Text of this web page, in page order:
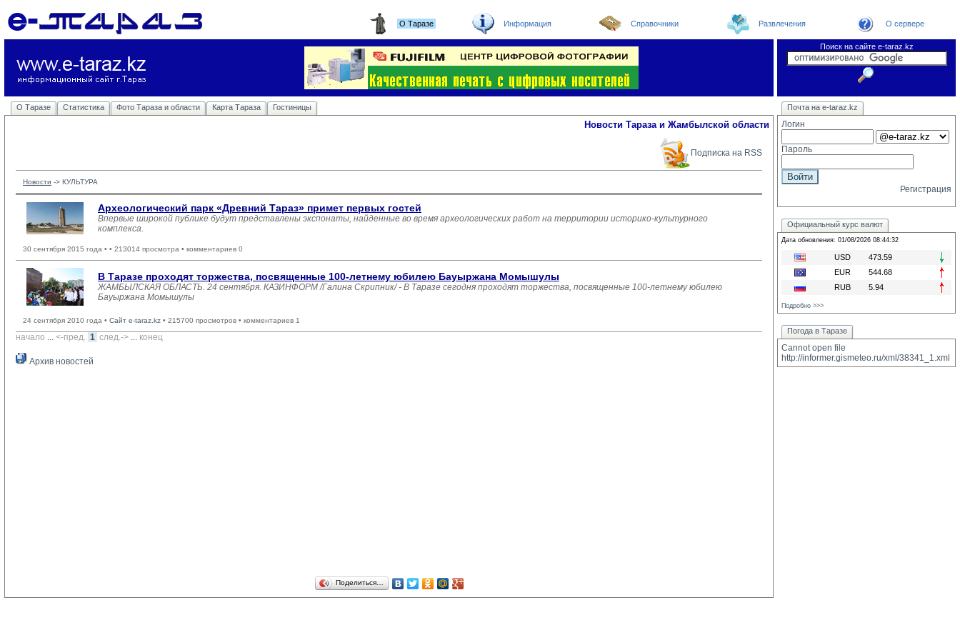
О Таразе Информация Справочники Развлечения О сервере
Поиск на сайте e-taraz.kz
О Таразе Статистика Фото Тараза и области Карта Тараза Гостиницы Новости Погода в Таразе
Телефоный справочник
Видеоконференция
Новости e-taraz
Новости Тараза и Жамбылской области
Подписка на RSS
Новости -> КУЛЬТУРА
Археологический парк «Древний Тараз» примет первых гостей
Впервые широкой публике будут представлены экспонаты, найденные во время археологических работ на территории историко-культурного
комплекса.
30 сентября 2015 года • • 213014 просмотра • комментариев 0
В Таразе проходят торжества, посвященные 100-летнему юбилею Бауыржана Момышулы
ЖАМБЫЛСКАЯ ОБЛАСТЬ. 24 сентября. КАЗИНФОРМ /Галина Скрипник/ - В Таразе сегодня проходят торжества, посвященные 100-летнему юбилею
Бауыржана Момышулы
24 сентября 2010 года • Сайт e-taraz.kz • 215700 просмотров • комментариев 1
начало ... <-пред. 1 след.-> ... конец
Архив новостей
Поделиться…
Почта на e-taraz.kz
Логин
Пароль
Регистрация
Официальный курс валют
Дата обновления: 01/08/2026 08:44:32
USD
473.59
EUR
544.68
RUB
5.94
Подробно >>>
Погода в Таразе
Cannot open file
http://informer.gismeteo.ru/xml/38341_1.xml